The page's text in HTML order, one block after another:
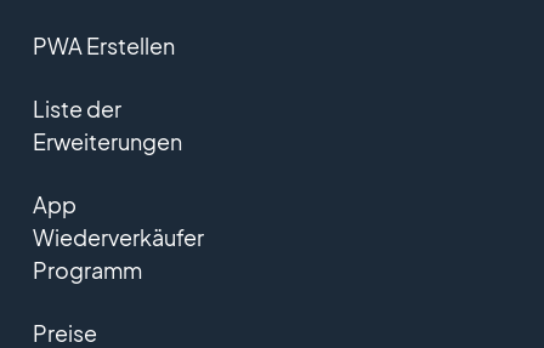
PWA Erstellen
Liste der
Erweiterungen
App
Wiederverkäufer
Programm
Preise